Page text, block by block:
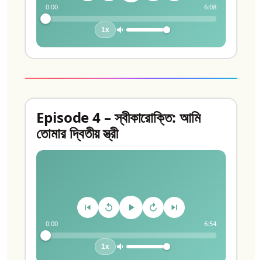
0:00 6:08
1x
Episode 4 – স্বীকারোক্তি: আমি
তোমার দ্বিতীয় স্ত্রী
0:00 6:54
1x